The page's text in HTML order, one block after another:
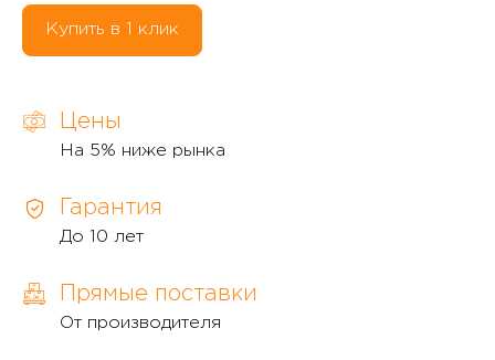
Купить в 1 клик
Цены
На 5% ниже рынка
Гарантия
До 10 лет
Прямые поставки
От производителя